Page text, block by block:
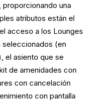
una
atributos están el
acceso a los Lounges
seleccionados (en
el asiento que se
de amenidades con
con cancelación
con pantalla